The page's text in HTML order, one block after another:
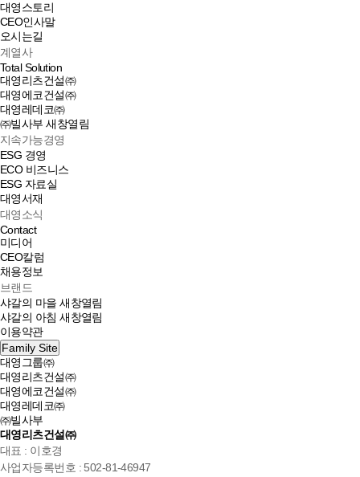
대영스토리
CEO인사말
오시는길
계열사
Total Solution
대영리츠건설㈜
대영에코건설㈜
대영레데코㈜
㈜빌사부새창열림
지속가능경영
ESG 경영
ECO 비즈니스
ESG 자료실
대영서재
대영소식
Contact
미디어
CEO칼럼
채용정보
브랜드
샤갈의 마을새창열림
샤갈의 아침새창열림
이용약관
Family Site
대영그룹㈜
대영리츠건설㈜
대영에코건설㈜
대영레데코㈜
㈜빌사부
대영리츠건설㈜
대표 : 이호경
사업자등록번호 : 502-81-46947